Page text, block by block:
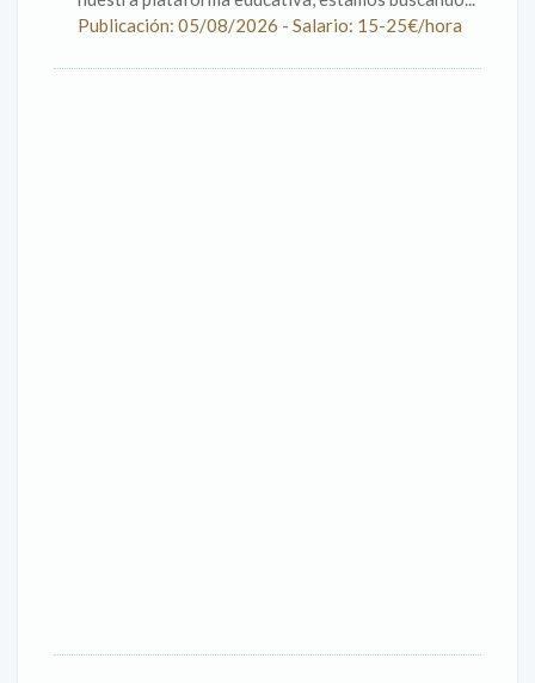
Publicación: 05/08/2026 - Salario: 15-25€/hora